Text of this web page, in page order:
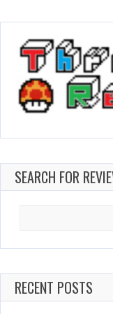
SEARCH FOR
RECENT POSTS